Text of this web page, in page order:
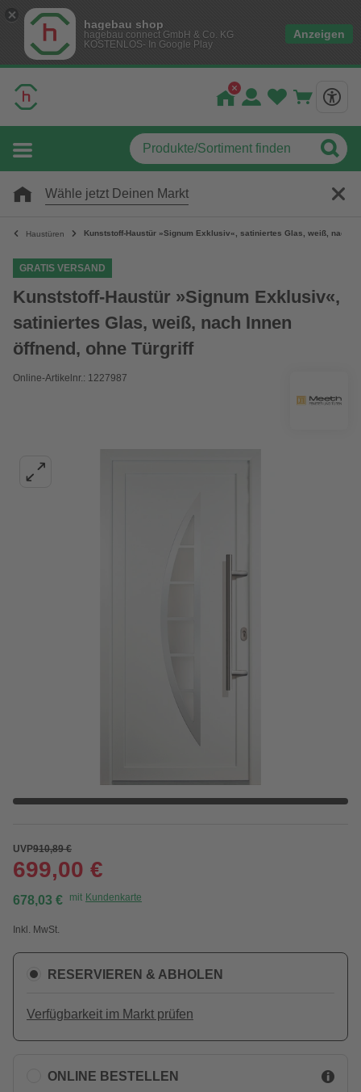
hagebau shop
hagebau connect GmbH & Co. KG
KOSTENLOS- In Google Play
Anzeigen
Wähle jetzt Deinen Markt
Haustüren Kunststoff-Haustür »Signum Exklusiv«, satiniertes Glas, weiß, nach
GRATIS VERSAND
Kunststoff-Haustür »Signum Exklusiv«,
satiniertes Glas, weiß, nach Innen
öffnend, ohne Türgriff
Online-Artikelnr.: 1227987
UVP910,89 €
699,00 €
678,03 € mit Kundenkarte
Inkl. MwSt.
RESERVIEREN & ABHOLEN
Verfügbarkeit im Markt prüfen
ONLINE BESTELLEN